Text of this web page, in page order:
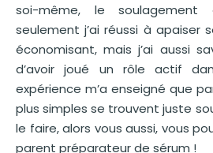
soi-même, le
seulement j’ai réussi à
économisant, mais j’ai aussi
d’avoir joué un rôle actif
expérience m’a enseigné que
plus simples se trouvent juste
le faire, alors vous aussi, vous
parent préparateur de sérum !